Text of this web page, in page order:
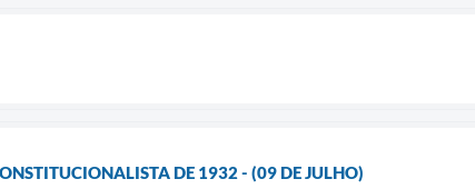
DE 1932 - (09 DE JULHO)